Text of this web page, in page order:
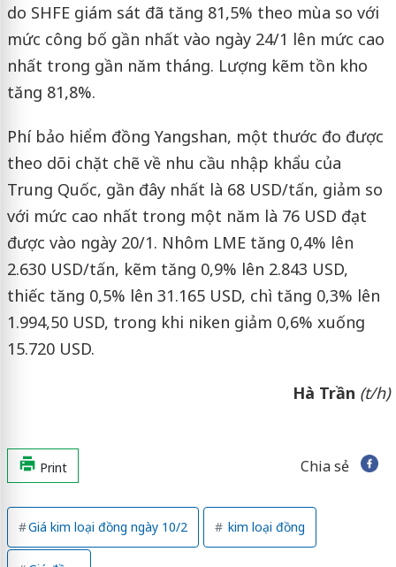
do SHFE giám sát đã tăng 81,5% theo mùa so với
mức công bố gần nhất vào ngày 24/1 lên mức cao
nhất trong gần năm tháng. Lượng kẽm tồn kho
tăng 81,8%.
Phí bảo hiểm đồng Yangshan, một thước đo được
theo dõi chặt chẽ về nhu cầu nhập khẩu của
Trung Quốc, gần đây nhất là 68 USD/tấn, giảm so
với mức cao nhất trong một năm là 76 USD đạt
được vào ngày 20/1. Nhôm LME tăng 0,4% lên
2.630 USD/tấn, kẽm tăng 0,9% lên 2.843 USD,
thiếc tăng 0,5% lên 31.165 USD, chì tăng 0,3% lên
1.994,50 USD, trong khi niken giảm 0,6% xuống
15.720 USD.
Hà Trần (t/h)
Print Chia sẻ
Giá kim loại đồng ngày 10/2 kim loại đồng